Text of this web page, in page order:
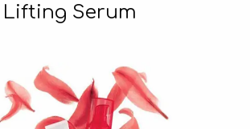
Lifting Serum